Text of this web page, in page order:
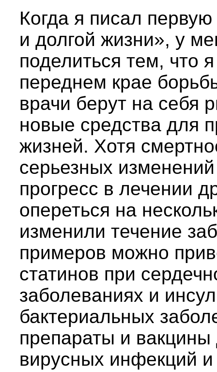
Когда я писал
и долгой жизни», у
поделиться тем, что
переднем крае
врачи берут на себя
новые средства для
жизней. Хотя
серьезных
прогресс в лечении
опереться на
изменили течение
примеров можно
статинов при
заболеваниях и
бактериальных
препараты и
вирусных инфекций